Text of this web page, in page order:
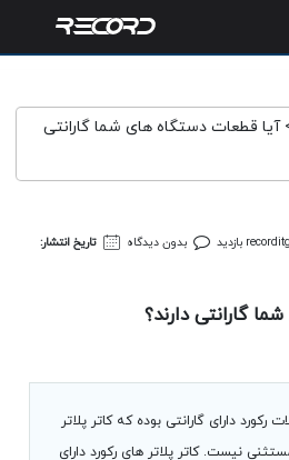
آیا قطعات دستگاه های شما گارانتی
بدون دیدگاه
تاریخ انتشار:
گارانتی دارند؟
دارای گارانتی بوده که کاتر پلاتر
نیست. کاتر پلاتر های رکورد دارای